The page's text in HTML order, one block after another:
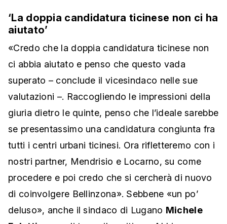
‘La doppia candidatura ticinese non ci ha
aiutato’
«Credo che la doppia candidatura ticinese non
ci abbia aiutato e penso che questo vada
superato – conclude il vicesindaco nelle sue
valutazioni –. Raccogliendo le impressioni della
giuria dietro le quinte, penso che l’ideale sarebbe
se presentassimo una candidatura congiunta fra
tutti i centri urbani ticinesi. Ora rifletteremo con i
nostri partner, Mendrisio e Locarno, su come
procedere e poi credo che si cercherà di nuovo
di coinvolgere Bellinzona». Sebbene «un po’
deluso», anche il sindaco di Lugano Michele